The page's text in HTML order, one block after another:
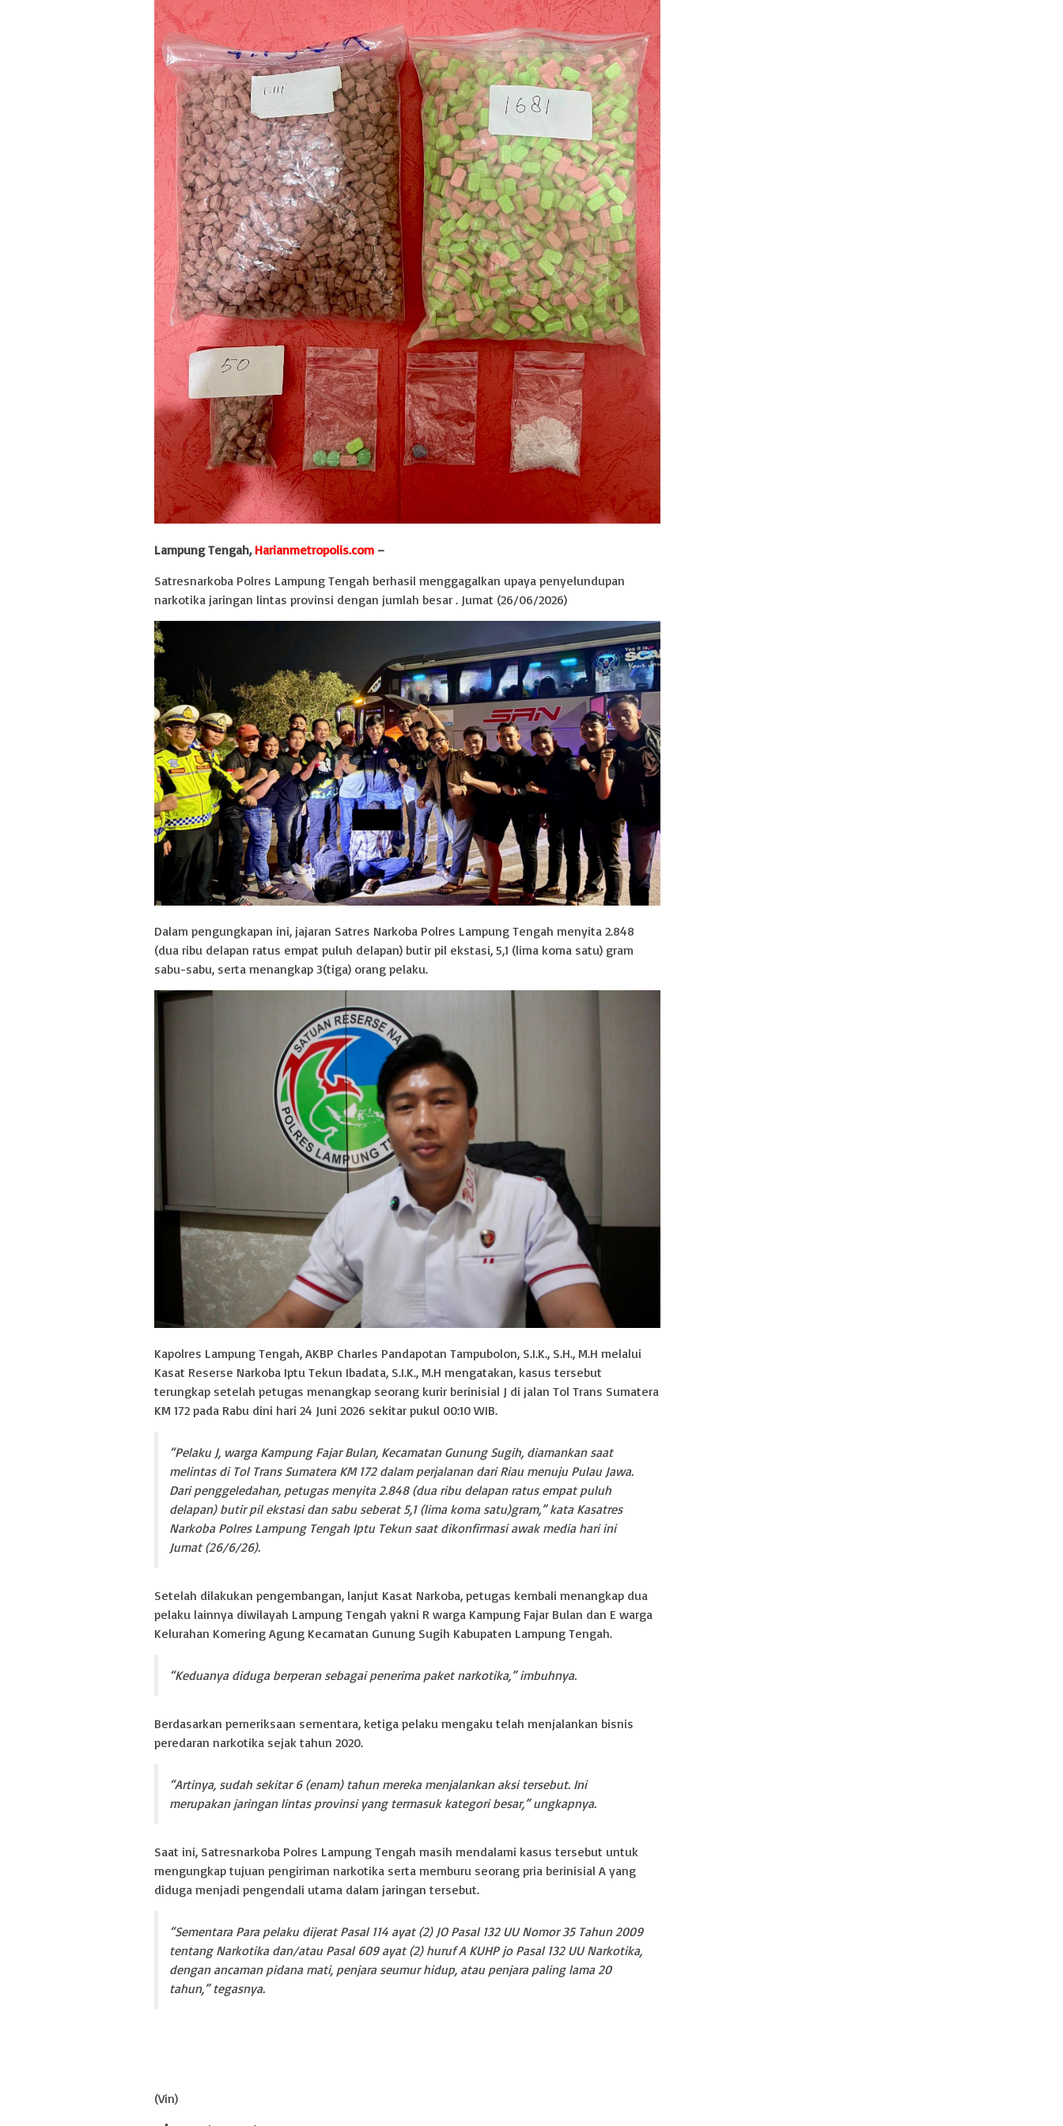
Lampung Tengah, Harianmetropolis.com –
Satresnarkoba Polres Lampung Tengah berhasil menggagalkan upaya penyelundupan
narkotika jaringan lintas provinsi dengan jumlah besar . Jumat (26/06/2026)
Dalam pengungkapan ini, jajaran Satres Narkoba Polres Lampung Tengah menyita 2.848
(dua ribu delapan ratus empat puluh delapan) butir pil ekstasi, 5,1 (lima koma satu) gram
sabu-sabu, serta menangkap 3(tiga) orang pelaku.
Kapolres Lampung Tengah, AKBP Charles Pandapotan Tampubolon, S.I.K., S.H., M.H melalui
Kasat Reserse Narkoba Iptu Tekun Ibadata, S.I.K., M.H mengatakan, kasus tersebut
terungkap setelah petugas menangkap seorang kurir berinisial J di jalan Tol Trans Sumatera
KM 172 pada Rabu dini hari 24 Juni 2026 sekitar pukul 00:10 WIB.
“Pelaku J, warga Kampung Fajar Bulan, Kecamatan Gunung Sugih, diamankan saat
melintas di Tol Trans Sumatera KM 172 dalam perjalanan dari Riau menuju Pulau Jawa.
Dari penggeledahan, petugas menyita 2.848 (dua ribu delapan ratus empat puluh
delapan) butir pil ekstasi dan sabu seberat 5,1 (lima koma satu)gram,” kata Kasatres
Narkoba Polres Lampung Tengah Iptu Tekun saat dikonfirmasi awak media hari ini
Jumat (26/6/26).
Setelah dilakukan pengembangan, lanjut Kasat Narkoba, petugas kembali menangkap dua
pelaku lainnya diwilayah Lampung Tengah yakni R warga Kampung Fajar Bulan dan E warga
Kelurahan Komering Agung Kecamatan Gunung Sugih Kabupaten Lampung Tengah.
“Keduanya diduga berperan sebagai penerima paket narkotika,” imbuhnya.
Berdasarkan pemeriksaan sementara, ketiga pelaku mengaku telah menjalankan bisnis
peredaran narkotika sejak tahun 2020.
“Artinya, sudah sekitar 6 (enam) tahun mereka menjalankan aksi tersebut. Ini
merupakan jaringan lintas provinsi yang termasuk kategori besar,” ungkapnya.
Saat ini, Satresnarkoba Polres Lampung Tengah masih mendalami kasus tersebut untuk
mengungkap tujuan pengiriman narkotika serta memburu seorang pria berinisial A yang
diduga menjadi pengendali utama dalam jaringan tersebut.
“Sementara Para pelaku dijerat Pasal 114 ayat (2) JO Pasal 132 UU Nomor 35 Tahun 2009
tentang Narkotika dan/atau Pasal 609 ayat (2) huruf A KUHP jo Pasal 132 UU Narkotika,
dengan ancaman pidana mati, penjara seumur hidup, atau penjara paling lama 20
tahun,” tegasnya.
(Vin)